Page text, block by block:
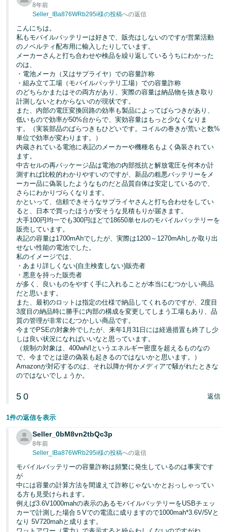
8年前
Seller_IBa876WRb295i様の投稿への返信
こんにちは。
私もモバイルバッテリーは好きで、販売はしないのですが営業活動
のノベルティ配布用に輸入したりしています。
メーカーさんと打ち合わせや検品を繰り返しているうちにわかった
のは、
・電池メーカ（又はサプライヤ）での容量詐称
・組み立て工場（モバイルバッテリ工場）での容量詐称
のどちらかまたはその両方があり、実際の容量は納品物を抜き取り
計測しないとわからないのが現状です。
また、内部の電圧変換回路の効率も製品によってばらつきがあり、
低いもので効率が50%台からで、実効容量はもっと少なくなりま
す。（実装部品のばらつきもひどいです。コイルの巻きが荒いと数%
単位で効率が変わります。）
内蔵されている電池に表記のメーカーや機種名もよく偽装されてい
ます。
中古セルの再パッケージ品は電池の内部抵抗と解放電圧を何本か計
測すれば比較的わかりやすいのですが、新品の粗悪バッテリーをメ
ーカー品に偽装したようなものだと品質自体は安定しているので、
さらにわかりづらくなります。
かといって、信頼できそうなサプライヤさんと打ち合わせをしてい
ると、日本で買ったほうが安そうな見積もりが届きます。
大手100円均一でも300円ほどで18650単セルのモバイルバッテリーを
販売しています。
表記の容量は1700mAhでしたが、実際は1200～1270mAhしか取り出
せない性能の電池でした。
私のイメージでは、
・あまり詳しくない(自主検査しない)販売者
・悪意を持った販売者
が多く、良いものをやすく手に入れることが本当にむつかしい商品
だと思います。
また、最初のロットは指定の仕様で納品してくれるのですが、2度目
3度目の納品時に勝手に内部の構成を変更してしまう工場もあり、品
質の管理が非常にむつかしい商品です。
今までPSEの対象外でしたが、来年1月31日には経過措置も終了し少
しは良い状況になればいいなと思っています。
（規制の対象は、400wh/lというエネルギー密度を超えるものなの
で、今までとは逆の偽装も起きるのではないかと思います。）
Amazonが対応するのは、それ以降か何かメディアで騒がれたときな
のではないでしょうか。
5 0 返信
1件の返信を表示
Seller_0bM8vn2tbQc3p
8年前
Seller_IBa876WRb295i様の投稿への返信
モバイルバッテリーの容量詐称は頻繁に発生しているのは事実です
が
中には容量の計算方法を間違えて詐称じゃないかとおっしゃってい
る方も見受けられます。
例えば3.6V1000mahの表示のあるモバイルバッテリーをUSBチェッ
カーで計測した場合５Vでの電流に成りますので1000mah*3.6V/5Vと
なり 5V720mahと成ります。